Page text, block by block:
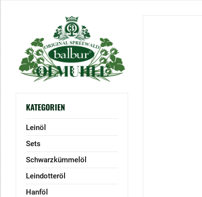
KATEGORIEN
Leinöl
Sets
Schwarzkümmelöl
Leindotteröl
Hanföl